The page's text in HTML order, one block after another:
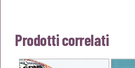
Prodotti correlati